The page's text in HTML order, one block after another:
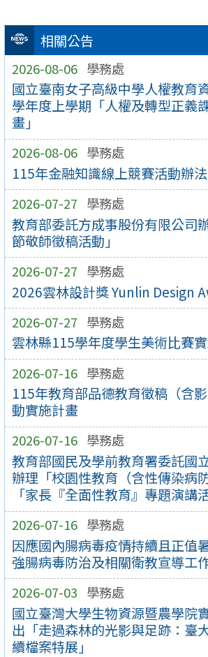
相關公告
2026-08-06 學務處
國立臺南女子高級中學人權教育
學年度上學期「人權及轉型正義
畫」
2026-08-06 學務處
115年金融知識線上競賽活動辦法
2026-07-27 學務處
教育部委託方成事股份有限公司
節敬師徵稿活動」
2026-07-27 學務處
2026雲林設計獎 Yunlin Design
2026-07-27 學務處
雲林縣115學年度學生美術比賽
2026-07-16 學務處
115年教育部品德教育徵稿（含
動實施計畫
2026-07-16 學務處
教育部國民及學前教育署委託國
辦理「校園性教育（含性傳染病
「家長『全面性教育』專題演講
2026-07-16 學務處
因應國內腸病毒疫情持續且正值
強腸病毒防治及相關衛教宣導工
2026-07-03 學務處
國立臺灣大學生物資源暨農學院
出「走過森林的光影與足跡：臺
續檔案特展」